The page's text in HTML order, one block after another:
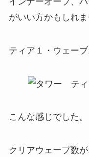
がいい方かもしれま
ティア１・ウェー
こんな感じでした。
クリアウェーブ数